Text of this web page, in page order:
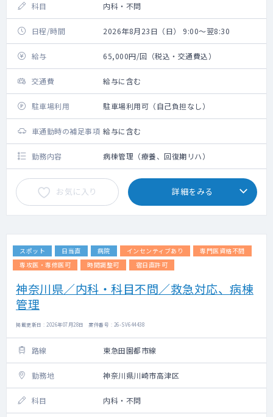
科目 内科・不問
日程/時間 2026年8月23日（日） 9:00～翌8:30
給与 65,000円/回（税込・交通費込）
交通費 給与に含む
駐車場利用 駐車場利用可（自己負担なし）
車通勤時の補足事項 給与に含む
勤務内容 病棟管理（療養、回復期リハ）
お気に入り 詳細をみる
スポット 日当直 病院 インセンティブあり
専門医資格不問
専攻医・専修医可
時間調整可 宿日直許可
神奈川県／内科・科目不問／救急対応、病棟
管理
掲載更新日 : 2026年07月28日 案件番号 : 26-SV644438
路線 東急田園都市線
勤務地 神奈川県川崎市高津区
科目 内科・不問